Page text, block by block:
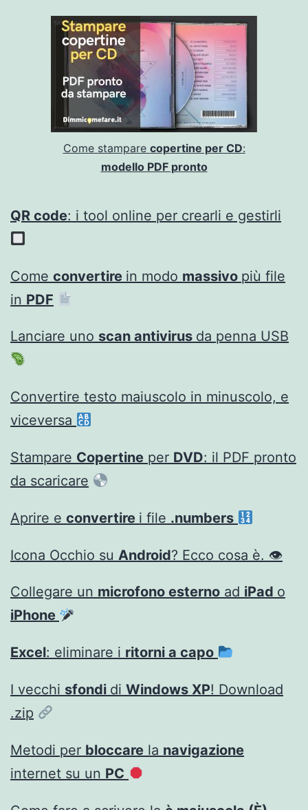
Come stampare copertine per CD:
modello PDF pronto
QR code: i tool online per crearli e gestirli
Come convertire in modo massivo più file
in PDF
Lanciare uno scan antivirus da penna USB
Convertire testo maiuscolo in minuscolo, e
viceversa
Stampare Copertine per DVD: il PDF pronto
da scaricare
Aprire e convertire i file .numbers
Icona Occhio su Android? Ecco cosa è. 👁
Collegare un microfono esterno ad iPad o
iPhone
Excel: eliminare i ritorni a capo
I vecchi sfondi di Windows XP! Download
.zip
Metodi per bloccare la navigazione
internet su un PC